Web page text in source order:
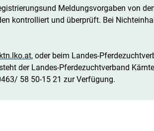
Meldungsvorgaben von
kontrolliert und überprüft. Bei
, oder beim Landes-
der Landes-Pferdezuchtverband
58 50-15 21 zur Verfügung.